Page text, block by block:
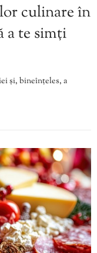
culinare în
a te simți
și, bineînțeles, a